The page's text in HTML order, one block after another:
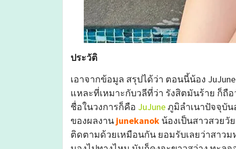
ประวัติ
เอาจากข้อมูล สรุปได้ว่า ตอนนี้น้อง
แหละที่เหมาะกับวลีที่ว่า รังสิตมันร้าย ก็ถื
ชื่อในวงการก็คือ JuJuneภูมิลำเนาปัจจุบั
ของผลงาน junekanok น้องเป็นสาวสวย
ติดตามด้วยเหมือนกัน ยอมรับเลยว่าสาว